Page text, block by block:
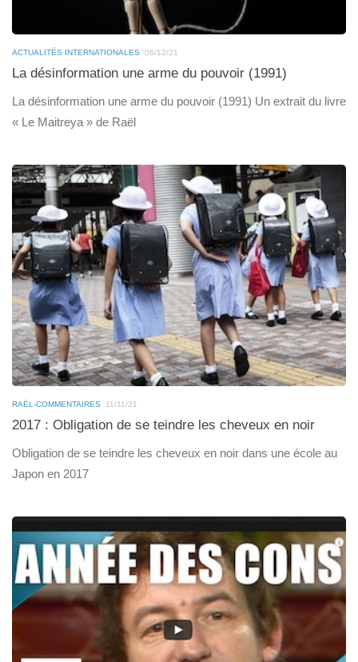
ACTUALITÉS INTERNATIONALES 06/12/21
La désinformation une arme du pouvoir (1991)
La désinformation une arme du pouvoir (1991) Un extrait du livre
« Le Maitreya » de Raël
RAËL-COMMENTAIRES 11/11/21
2017 : Obligation de se teindre les cheveux en noir
Obligation de se teindre les cheveux en noir dans une école au
Japon en 2017